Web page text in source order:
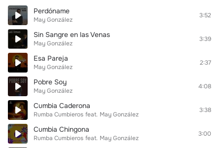
Perdóname
May González
3:52
Sin Sangre en las Venas
May González
3:39
Esa Pareja
May González
2:37
Pobre Soy
May González
4:08
Cumbia Caderona
Rumba Cumbieros feat. May González
3:38
Cumbia Chingona
Rumba Cumbieros feat. May González
3:00